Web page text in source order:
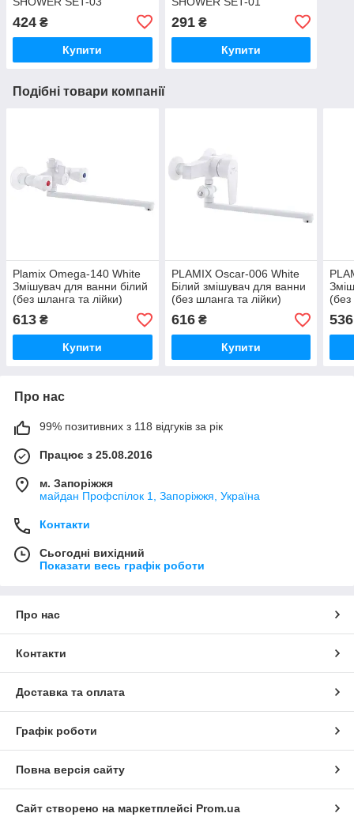
424 ₴
Купити
291₴
Купити
Подібні товари компанії
Plamix Omega-140 White
Змішувач для ванни білий
(без шланга та лійки)
PM0558
613 ₴
Купити
PLAMIX Oscar-006 White
Білий змішувач для ванни
(без шланга та лійки)
(PM0559)
616₴
Купити
(без
536
Про нас
99% позитивних з 118 відгуків за рік
Працює з 25.08.2016
м. Запоріжжя
майдан Профспілок 1, Запоріжжя, Україна
Контакти
Сьогодні вихідний
Показати весь графік роботи
Про нас
Контакти
Доставка та оплата
Графік роботи
Повна версія сайту
Сайт створено на маркетплейсі Prom.ua